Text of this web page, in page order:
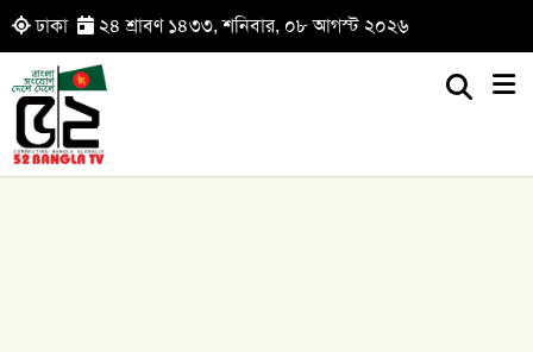
ঢাকা ২৪ শ্রাবণ ১৪৩৩, শনিবার, ০৮ আগস্ট ২০২৬